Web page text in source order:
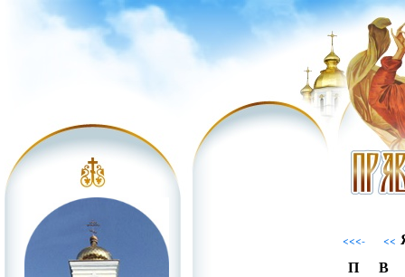
<<<- <<
П
В